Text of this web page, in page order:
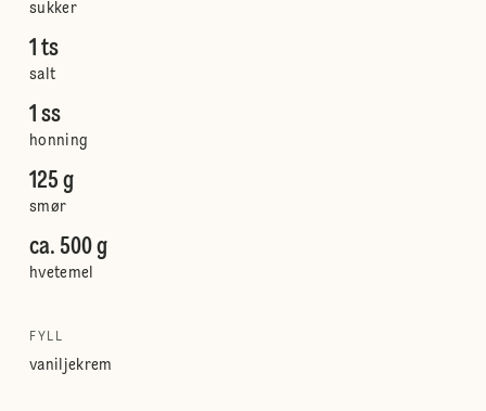
sukker
1 ts
salt
1 ss
honning
125 g
smør
ca. 500 g
hvetemel
FYLL
vaniljekrem